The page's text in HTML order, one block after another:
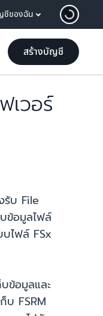
ชีของฉัน
สร้างบัญชี
เวอร์
รับ File
ข้อมูลไฟล์
ไฟล์ FSx
ข้อมูลและ
บ FSRM